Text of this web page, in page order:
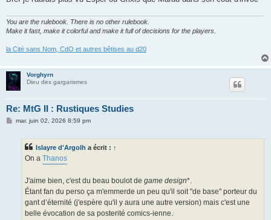
You are the rulebook. There is no other rulebook.
Make it fast, make it colorful and make it full of decisions for the players
la Cité sans Nom, CdO et autres bêtises au d20
Vorghyrn
Dieu des gargarismes
Re: MtG II : Rustiques Studies
Mmar. juin 02, 2026 8:59 pm
Islayre d'Argolh a écrit : ↑
On a Thanos
J'aime bien, c'est du beau boulot de game design*.
Étant fan du perso ça m'emmerde un peu qu'il soit "de base" porteur du
gant d’éternité (j'espère qu'il y aura une autre version) mais c'est une
belle évocation de sa posterité comics-ienne.